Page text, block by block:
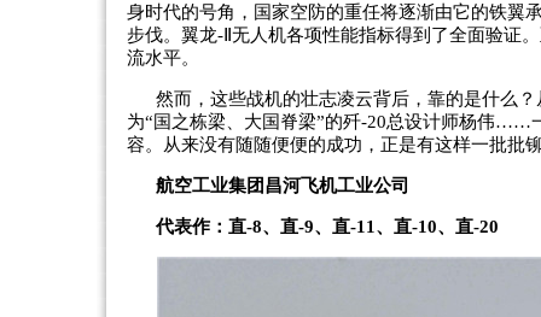
身时代的号角，国家空防的重任将逐渐由它的铁翼
步伐。翼龙-Ⅱ无人机各项性能指标得到了全面验证
流水平。
然而，这些战机的壮志凌云背后，靠的是什么
为“国之栋梁、大国脊梁”的歼-20总设计师杨伟……
容。从来没有随随便便的成功，正是有这样一批批
航空工业集团昌河飞机工业公司
代表作：直-8、直-9、直-11、直-10、直-20